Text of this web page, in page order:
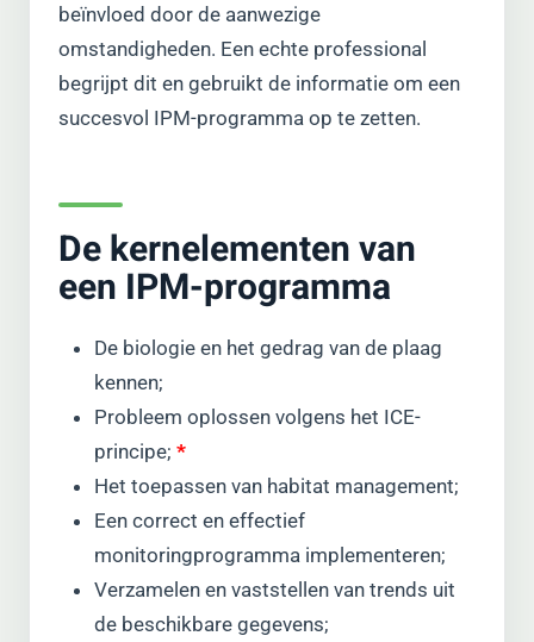
beïnvloed door de aanwezige
omstandigheden. Een echte professional
begrijpt dit en gebruikt de informatie om een
succesvol IPM-programma op te zetten.
De kernelementen van
een IPM-programma
De biologie en het gedrag van de plaag
kennen;
Probleem oplossen volgens het ICE-
principe; *
Het toepassen van habitat management;
Een correct en effectief
monitoringprogramma implementeren;
Verzamelen en vaststellen van trends uit
de beschikbare gegevens;